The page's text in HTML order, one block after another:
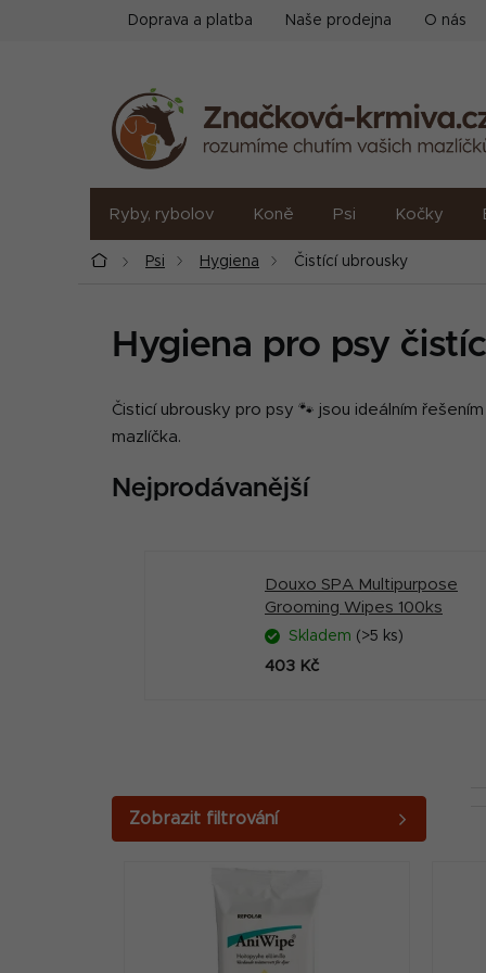
Doprava a platba Naše prodejna O nás
Ryby, rybolov Koně Psi Kočky
DomůPsi Hygiena Čistící ubrousky
Hygiena pro psy
Čisticí ubrousky pro psy 🐾 jsou ideálním
mazlíčka.
Nejprodávanější
Douxo SPA Multipurpose
Grooming Wipes 100ks
Skladem (>5 ks)
403 Kč
o